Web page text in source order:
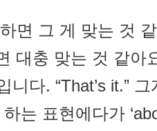
면 그 게 맞는 것
대충 맞는 것 같아
니다. “That’s it.” 그
는 표현에다가